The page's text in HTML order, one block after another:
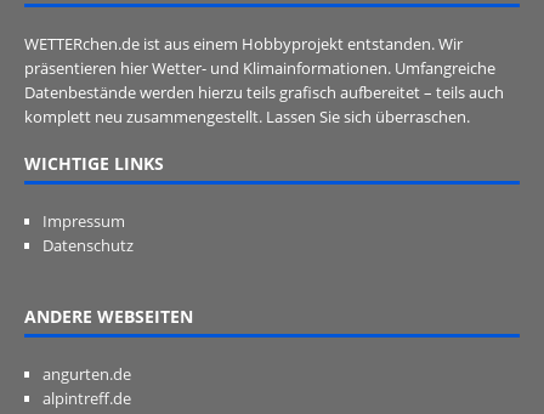
WETTERchen.de ist aus einem Hobbyprojekt entstanden. Wir
präsentieren hier Wetter- und Klimainformationen. Umfangreiche
Datenbestände werden hierzu teils grafisch aufbereitet – teils auch
komplett neu zusammengestellt. Lassen Sie sich überraschen.
WICHTIGE LINKS
Impressum
Datenschutz
ANDERE WEBSEITEN
angurten.de
alpintreff.de